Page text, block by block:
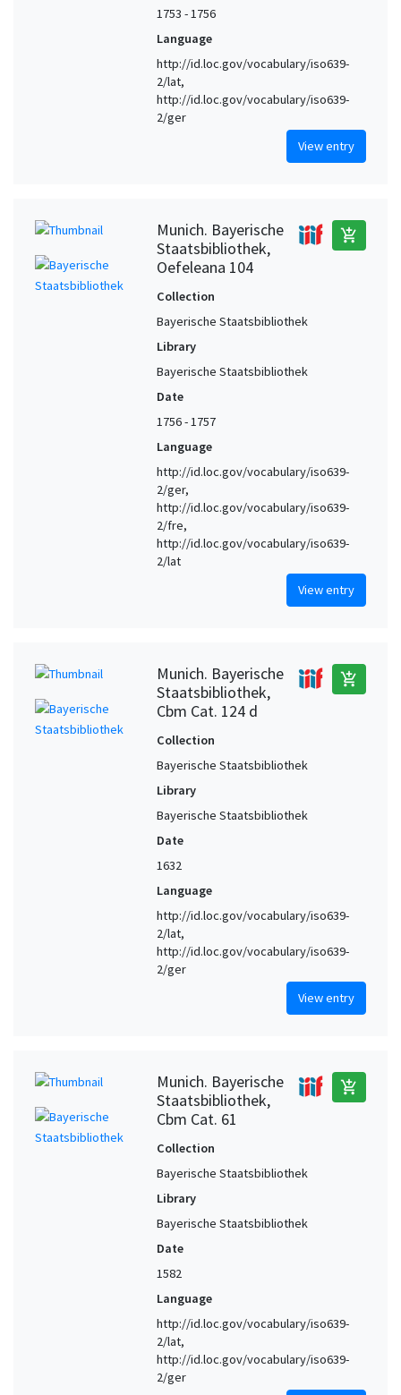
1753 - 1756
Language
http://id.loc.gov/vocabulary/iso639-
2/lat,
http://id.loc.gov/vocabulary/iso639-
2/ger
View entry
Munich. Bayerische
Staatsbibliothek,
Oefeleana 104
add_shopping_cart
Collection
Bayerische Staatsbibliothek
Library
Bayerische Staatsbibliothek
Date
1756 - 1757
Language
http://id.loc.gov/vocabulary/iso639-
2/ger,
http://id.loc.gov/vocabulary/iso639-
2/fre,
http://id.loc.gov/vocabulary/iso639-
2/lat
View entry
Munich. Bayerische
Staatsbibliothek,
Cbm Cat. 124 d
add_shopping_cart
Collection
Bayerische Staatsbibliothek
Library
Bayerische Staatsbibliothek
Date
1632
Language
http://id.loc.gov/vocabulary/iso639-
2/lat,
http://id.loc.gov/vocabulary/iso639-
2/ger
View entry
Munich. Bayerische
Staatsbibliothek,
Cbm Cat. 61
add_shopping_cart
Collection
Bayerische Staatsbibliothek
Library
Bayerische Staatsbibliothek
Date
1582
Language
http://id.loc.gov/vocabulary/iso639-
2/lat,
http://id.loc.gov/vocabulary/iso639-
2/ger